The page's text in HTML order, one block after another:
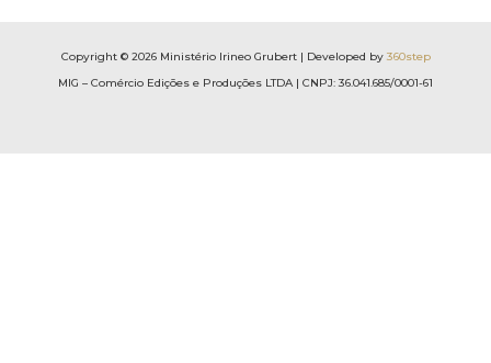
Copyright © 2026 Ministério Irineo Grubert | Developed by 360step
MIG – Comércio Edições e Produções LTDA | CNPJ: 36.041.685/0001-61